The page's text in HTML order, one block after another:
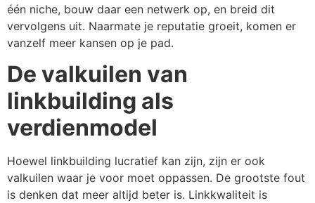
één niche, bouw daar een netwerk op, en breid dit
vervolgens uit. Naarmate je reputatie groeit, komen er
vanzelf meer kansen op je pad.
De valkuilen van
linkbuilding als
verdienmodel
Hoewel linkbuilding lucratief kan zijn, zijn er ook
valkuilen waar je voor moet oppassen. De grootste fout
is denken dat meer altijd beter is. Linkkwaliteit is